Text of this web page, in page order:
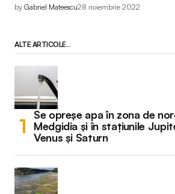
by Gabriel Mateescu28 noiembrie 2022
ALTE ARTICOLE...
Se opreșe apa în zona de
Medgidia și în stațiunile
Venus și Saturn